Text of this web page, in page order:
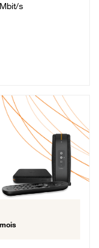
s
mois, Engagement 12 mois